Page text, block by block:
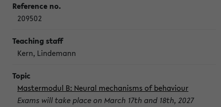
209502
Kern, Lindemann
Mastermodul B: Neural mechanisms of behaviour
Exams will take place on March 17th and 18th, 2027